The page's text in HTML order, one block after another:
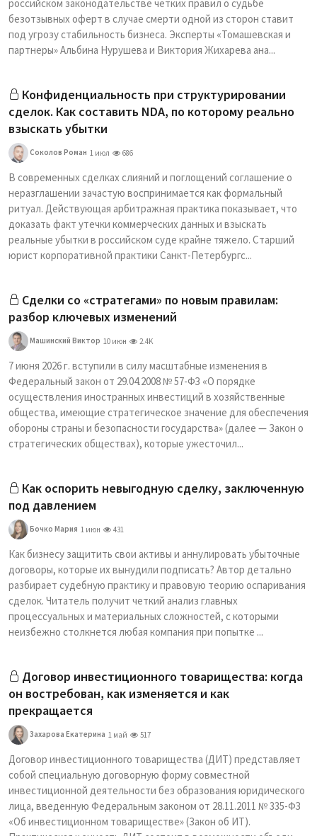
российском законодательстве четких правил о судьбе
безотзывных оферт в случае смерти одной из сторон ставит
под угрозу стабильность бизнеса. Эксперты «Томашевская и
партнеры» Альбина Нурушева и Виктория Жихарева ана...
Конфиденциальность при структурировании
сделок. Как составить NDA, по которому реально
взыскать убытки
Соколов Роман 1 июл 686
В современных сделках слияний и поглощений соглашение о
неразглашении зачастую воспринимается как формальный
ритуал. Действующая арбитражная практика показывает, что
доказать факт утечки коммерческих данных и взыскать
реальные убытки в российском суде крайне тяжело. Старший
юрист корпоративной практики Санкт-Петербургс...
Сделки со «стратегами» по новым правилам:
разбор ключевых изменений
Машинский Виктор 10 июн 2.4K
7 июня 2026 г. вступили в силу масштабные изменения в
Федеральный закон от 29.04.2008 № 57-ФЗ «О порядке
осуществления иностранных инвестиций в хозяйственные
общества, имеющие стратегическое значение для обеспечения
обороны страны и безопасности государства» (далее — Закон о
стратегических обществах), которые ужесточил...
Как оспорить невыгодную сделку, заключенную
под давлением
Бочко Мария 1 июн 431
Как бизнесу защитить свои активы и аннулировать убыточные
договоры, которые их вынудили подписать? Автор детально
разбирает судебную практику и правовую теорию оспаривания
сделок. Читатель получит четкий анализ главных
процессуальных и материальных сложностей, с которыми
неизбежно столкнется любая компания при попытке ...
Договор инвестиционного товарищества: когда
он востребован, как изменяется и как
прекращается
Захарова Екатерина 1 май 517
Договор инвестиционного товарищества (ДИТ) представляет
собой специальную договорную форму совместной
инвестиционной деятельности без образования юридического
лица, введенную Федеральным законом от 28.11.2011 № 335-ФЗ
«Об инвестиционном товариществе» (Закон об ИТ).